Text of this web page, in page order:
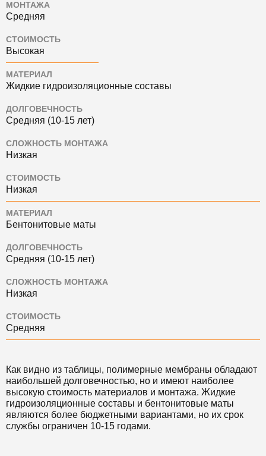
МОНТАЖА
Средняя
СТОИМОСТЬ
Высокая
МАТЕРИАЛ
Жидкие гидроизоляционные составы
ДОЛГОВЕЧНОСТЬ
Средняя (10-15 лет)
СЛОЖНОСТЬ МОНТАЖА
Низкая
СТОИМОСТЬ
Низкая
МАТЕРИАЛ
Бентонитовые маты
ДОЛГОВЕЧНОСТЬ
Средняя (10-15 лет)
СЛОЖНОСТЬ МОНТАЖА
Низкая
СТОИМОСТЬ
Средняя
Как видно из таблицы, полимерные мембраны обладают
наибольшей долговечностью, но и имеют наиболее
высокую стоимость материалов и монтажа. Жидкие
гидроизоляционные составы и бентонитовые маты
являются более бюджетными вариантами, но их срок
службы ограничен 10-15 годами.